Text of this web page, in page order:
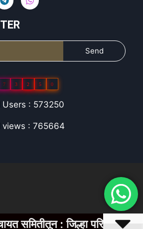
Send
7 3 2 5 0
Users : 573250
views : 765664
परिषदेचा सत्तेचा मार्ग